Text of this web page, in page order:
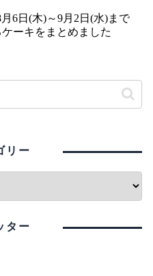
6日(木)～9月2日(水)まで
ーキをまとめました
リー
ター